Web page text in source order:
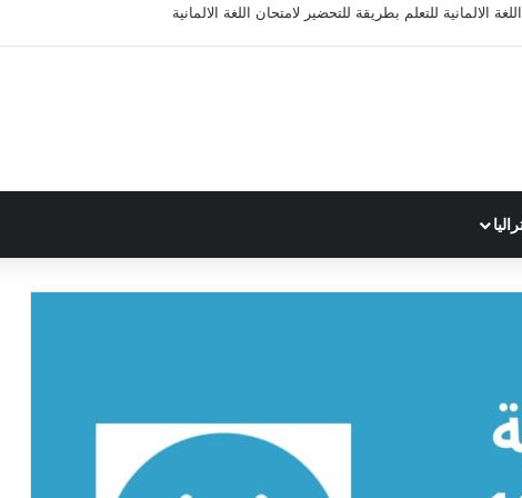
الالمانية للتعلم بطريقة للتحضير لامتحان اللغة الالمانية